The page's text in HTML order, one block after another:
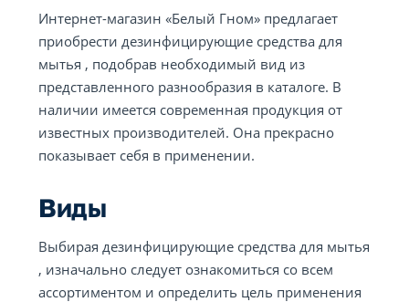
Интернет-магазин «Белый Гном» предлагает
приобрести дезинфицирующие средства для
мытья , подобрав необходимый вид из
представленного разнообразия в каталоге. В
наличии имеется современная продукция от
известных производителей. Она прекрасно
показывает себя в применении.
Виды
Выбирая дезинфицирующие средства для мытья
, изначально следует ознакомиться со всем
ассортиментом и определить цель применения